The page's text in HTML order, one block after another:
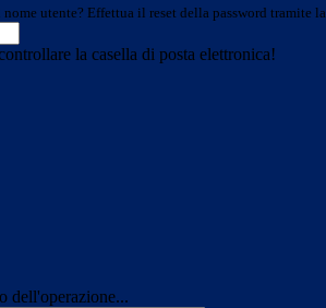
utente? Effettua il reset della password tramite la
la casella di posta elettronica!
dell'operazione...